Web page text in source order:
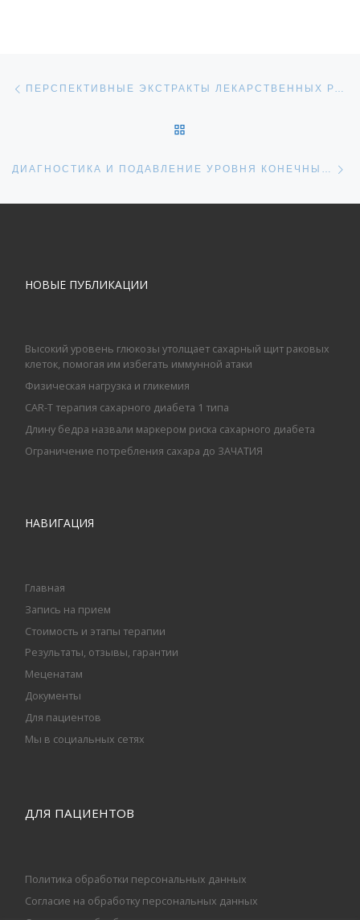
ПЕРСПЕКТИВНЫЕ ЭКСТРАКТЫ ЛЕКАРСТВЕННЫХ РАСТЕНИЙ ДЛЯ ТЕРАПИИ САХАРНОГО ДИАБЕТА 1 ТИПА
ДИАГНОСТИКА И ПОДАВЛЕНИЕ УРОВНЯ КОНЕЧНЫХ ПРОДУКТОВ ГЛИКИРОВАНИЯ У ПАЦИЕНТОВ С ДИАБЕТОМ И НЕ ТОЛЬКО
НОВЫЕ ПУБЛИКАЦИИ
Высокий уровень глюкозы утолщает сахарный щит раковых
клеток, помогая им избегать иммунной атаки
Физическая нагрузка и гликемия
CAR-T терапия сахарного диабета 1 типа
Длину бедра назвали маркером риска сахарного диабета
Ограничение потребления сахара до ЗАЧАТИЯ
НАВИГАЦИЯ
Главная
Запись на прием
Стоимость и этапы терапии
Результаты, отзывы, гарантии
Меценатам
Документы
Для пациентов
Мы в социальных сетях
ДЛЯ ПАЦИЕНТОВ
Политика обработки персональных данных
Согласие на обработку персональных данных